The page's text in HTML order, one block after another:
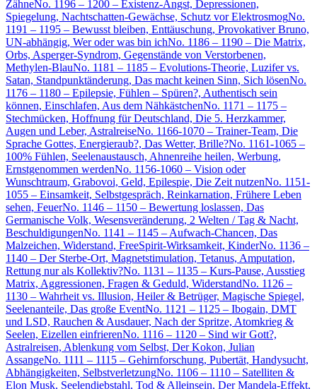
ZähneNo. 1196 – 1200 – Existenz-Angst, Depressionen,
Spiegelung, Nachtschatten-Gewächse, Schutz vor ElektrosmogNo.
1191 – 1195 – Bewusst bleiben, Enttäuschung, Provokativer Bruno,
UN-abhängig, Wer oder was bin ichNo. 1186 – 1190 – Die Matrix,
Orbs, Asperger-Syndrom, Gegenstände von Verstorbenen,
Methylen-BlauNo. 1181 – 1185 – Evolutions-Theorie, Luzifer vs.
Satan, Standpunktänderung, Das macht keinen Sinn, Sich lösenNo.
1176 – 1180 – Epilepsie, Fühlen – Spüren?, Authentisch sein
können, Einschlafen, Aus dem NähkästchenNo. 1171 – 1175 –
Stechmücken, Hoffnung für Deutschland, Die 5. Herzkammer,
Augen und Leber, AstralreiseNo. 1166-1070 – Trainer-Team, Die
Sprache Gottes, Energieraub?, Das Wetter, Brille?No. 1161-1065 –
100% Fühlen, Seelenaustausch, Ahnenreihe heilen, Werbung,
Ernstgenommen werdenNo. 1156-1060 – Vision oder
Wunschtraum, Grabovoi, Geld, Epilespie, Die Zeit nutzenNo. 1151-
1055 – Einsamkeit, Selbstgespräch, Reinkarnation, Frühere Leben
sehen, FeuerNo. 1146 – 1150 – Bewertung loslassen, Das
Germanische Volk, Wesensveränderung, 2 Welten / Tag & Nacht,
BeschuldigungenNo. 1141 – 1145 – Aufwach-Chancen, Das
Malzeichen, Widerstand, FreeSpirit-Wirksamkeit, KinderNo. 1136 –
1140 – Der Sterbe-Ort, Magnetstimulation, Tetanus, Amputation,
Rettung nur als Kollektiv?No. 1131 – 1135 – Kurs-Pause, Ausstieg
Matrix, Aggressionen, Fragen & Geduld, WiderstandNo. 1126 –
1130 – Wahrheit vs. Illusion, Heiler & Betrüger, Magische Spiegel,
Seelenanteile, Das große EventNo. 1121 – 1125 – Ibogain, DMT
und LSD, Rauchen & Ausdauer, Nach der Spritze, Atomkrieg &
Seelen, Eizellen einfrierenNo. 1116 – 1120 – Sind wir Gott?,
Astralreisen, Ablenkung vom Selbst, Der Kokon, Julian
AssangeNo. 1111 – 1115 – Gehirnforschung, Pubertät, Handysucht,
Abhängigkeiten, SelbstverletzungNo. 1106 – 1110 – Satelliten &
Elon Musk, Seelendiebstahl, Tod & Alleinsein, Der Mandela-Effekt,